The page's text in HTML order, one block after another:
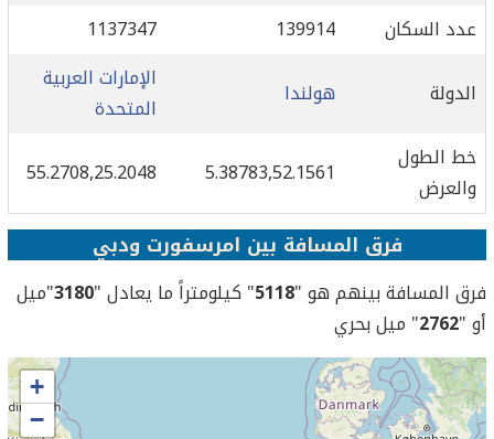
عدد السكان
139914
1137347
الدولة
هولندا
الإمارات العربية
المتحدة
خط الطول
والعرض
5.38783,52.1561
55.2708,25.2048
فرق المسافة بين امرسفورت ودبي
فرق المسافة بينهم هو "5118" كيلومتراً ما يعادل "3180"ميل
أو "2762" ميل بحري
+
−